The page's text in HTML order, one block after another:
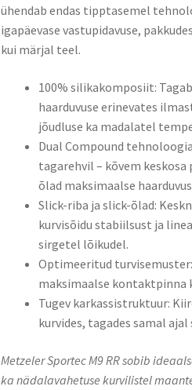
ühendab endas tipptasemel
igapäevase vastupidavuse,
kui märjal teel.
100% silikakomposiit:
haarduvuse erinevates
jõudluse ka madalatel
Dual Compound
tagarehvil – kõvem
õlad maksimaalse
Slick-riba ja slick-õlad:
kurvisõidu stabiilsust ja
sirgetel lõikudel.
Optimeeritud
maksimaalse kontaktpinna
Tugev karkassistruktuur:
kurvides, tagades samal
Metzeler Sportec M9 RR sobib
ka nädalavahetuse kurvilistel